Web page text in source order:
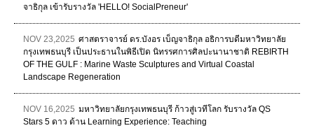
จาธิกุล เข้ารับรางวัล 'HELLO! SocialPreneur'
NOV 23,2025 ศาสตราจารย์ ดร.บังอร เบ็ญจาธิกุล อธิการบดีมหาวิทยาลัย
กรุงเทพธนบุรี เป็นประธานในพิธีเปิด นิทรรศการศิลปะนานาชาติ REBIRTH
OF THE GULF : Marine Waste Sculptures and Virtual Coastal
Landscape Regeneration
NOV 16,2025 มหาวิทยาลัยกรุงเทพธนบุรี ก้าวสู่เวทีโลก รับรางวัล QS
Stars 5 ดาว ด้าน Learning Experience: Teaching